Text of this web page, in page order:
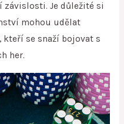
Je důležité si
mohou udělat
se snaží bojovat s
her.